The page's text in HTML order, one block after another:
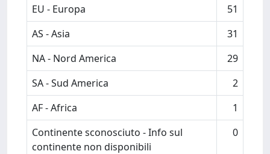
EU - Europa
51
AS - Asia
31
NA - Nord America
29
SA - Sud America
2
AF - Africa
1
Continente sconosciuto - Info sul
continente non disponibili
0